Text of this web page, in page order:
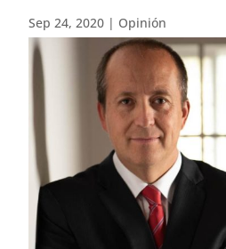
Sep 24, 2020 | Opinión